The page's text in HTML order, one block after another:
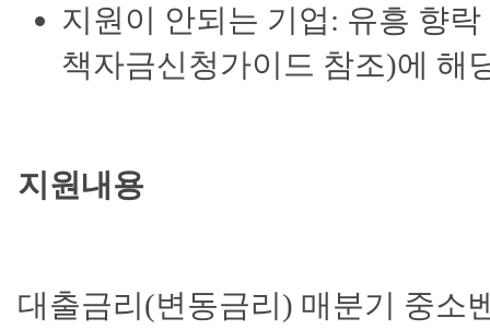
지원이 안되는 기업: 유흥 향
책자금신청가이드 참조)에 해
지원내용
대출금리(변동금리) 매분기 중소